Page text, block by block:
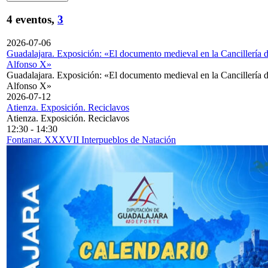
4 eventos, 3
2026-07-06
Guadalajara. Exposición: «El documento medieval en la Cancillería
Alfonso X»
Guadalajara. Exposición: «El documento medieval en la Cancillería
Alfonso X»
2026-07-12
Atienza. Exposición. Reciclavos
Atienza. Exposición. Reciclavos
12:30 - 14:30
Fontanar. XXXVII Interpueblos de Natación